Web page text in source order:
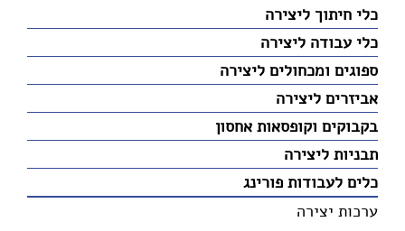
כלי חיתוך ליצירה
כלי עבודה ליצירה
ספוגים ומכחולים ליצירה
אביזרים ליצירה
בקבוקים וקופסאות אחסון
תבניות ליצירה
כלים לעבודות פורינג
ערכות יצירה